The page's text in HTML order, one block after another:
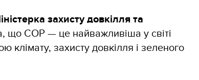
захисту довкілля та
що СОР — це найважливіша у світі
клімату, захисту довкілля і зеленого